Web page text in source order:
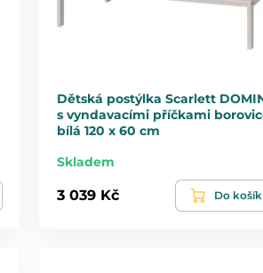
Dětská postýlka Scarlett
s vyndavacími příčkami
bílá 120 x 60 cm
Skladem
3 039 Kč Do